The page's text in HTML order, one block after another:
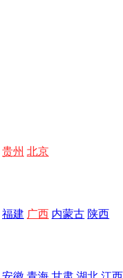
贵州 北京
福建 广西 内蒙古 陕西